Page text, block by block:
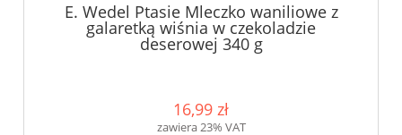
E. Wedel Ptasie Mleczko waniliowe z
galaretką wiśnia w czekoladzie
deserowej 340 g
16,99 zł
zawiera 23% VAT